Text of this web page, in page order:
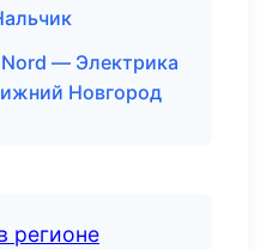
— Электрика
Новгород
регионе